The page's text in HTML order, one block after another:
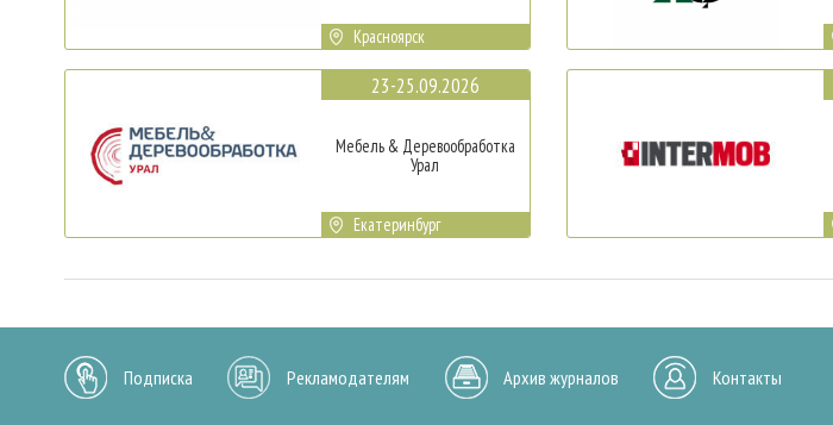
Красноярск
23-25.09.2026
Мебель & Деревообработка
Урал
Екатеринбург
Подписка Рекламодателям Архив журналов Контакты